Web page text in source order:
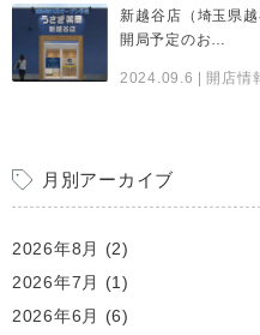
新越谷店（埼玉県
開局予定のお…
2024.09.6 | 開店情
月別アーカイブ
2026年8月
(2)
2026年7月
(1)
2026年6月
(6)